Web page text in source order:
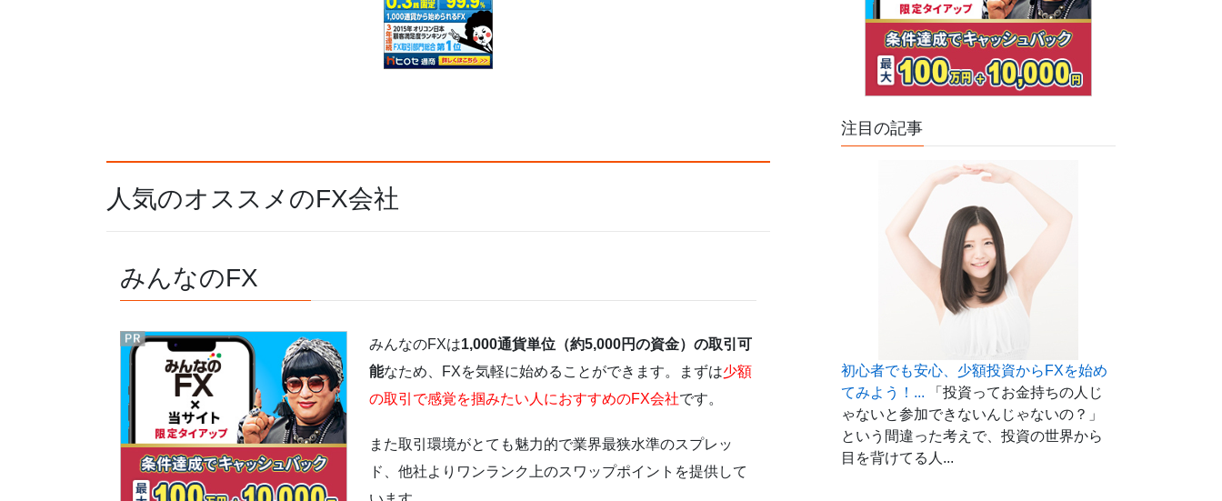
人気のオススメのFX会社
みんなのFX
みんなのFXは1,000通貨単位（約5,000円の資金）の取引可
能なため、FXを気軽に始めることができます。まずは少額
の取引で感覚を掴みたい人におすすめのFX会社です。
また取引環境がとても魅力的で業界最狭水準のスプレッ
ド、他社よりワンランク上のスワップポイントを提供して
注目の記事
初心者でも安心、少額投資からFXを始め
てみよう！...
「投資ってお金持ちの人じ
ゃないと参加できないんじゃないの？」
という間違った考えで、投資の世界から
目を背けてる人...